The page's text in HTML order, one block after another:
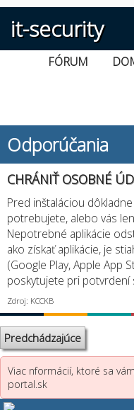
it-security
FÓRUM
Odporúčania
CHRÁNIŤ OSOBNÉ
Pred inštaláciou
potrebujete, alebo vás
Nepotrebné aplikácie
ako získať aplikácie, je
(Google Play, Apple App
poskytujete pri potvrdení
Zdroj: KCCKB
Predchádzajúce
Viac nformácií, ktoré sa
portal.sk